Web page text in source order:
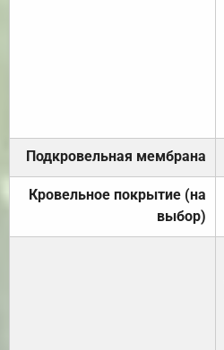
Подкровельная мембрана
Кровельное покрытие (на
выбор)